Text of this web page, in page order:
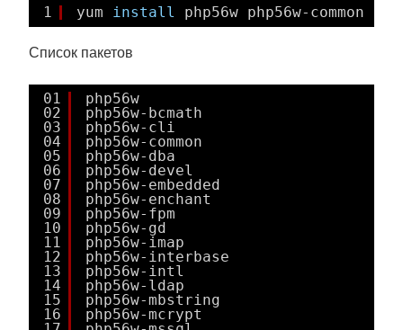
1 yum install php56w php56w-common
Список пакетов
01
02
03
04
05
06
07
08
09
10
11
12
13
14
15
16
php56w
php56w-bcmath
php56w-cli
php56w-common
php56w-dba
php56w-devel
php56w-embedded
php56w-enchant
php56w-fpm
php56w-gd
php56w-imap
php56w-interbase
php56w-intl
php56w-ldap
php56w-mbstring
php56w-mcrypt